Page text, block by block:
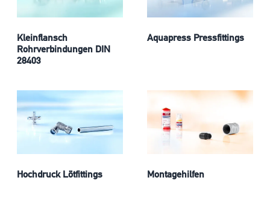
Kleinflansch
Rohrverbindungen DIN
28403
Aquapress Pressfittings
Hochdruck Lötfittings Montagehilfen